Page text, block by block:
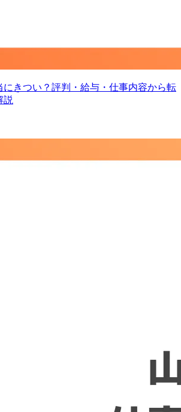
にきつい？評判・給与・仕事内容から転
説